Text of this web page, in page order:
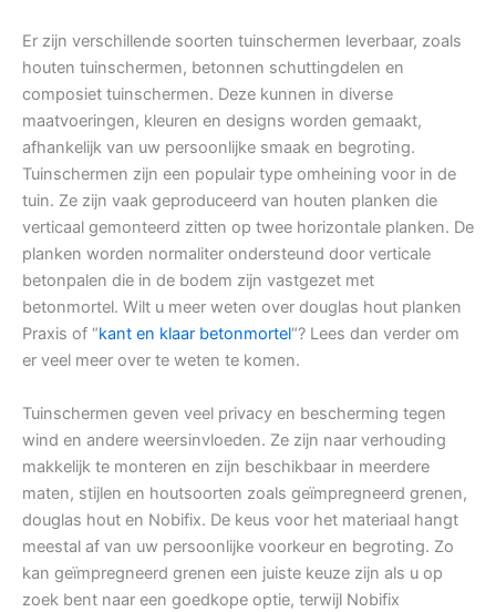
Er zijn verschillende soorten tuinschermen leverbaar, zoals
houten tuinschermen, betonnen schuttingdelen en
composiet tuinschermen. Deze kunnen in diverse
maatvoeringen, kleuren en designs worden gemaakt,
afhankelijk van uw persoonlijke smaak en begroting.
Tuinschermen zijn een populair type omheining voor in de
tuin. Ze zijn vaak geproduceerd van houten planken die
verticaal gemonteerd zitten op twee horizontale planken. De
planken worden normaliter ondersteund door verticale
betonpalen die in de bodem zijn vastgezet met
betonmortel. Wilt u meer weten over douglas hout planken
Praxis of “kant en klaar betonmortel“? Lees dan verder om
er veel meer over te weten te komen.
Tuinschermen geven veel privacy en bescherming tegen
wind en andere weersinvloeden. Ze zijn naar verhouding
makkelijk te monteren en zijn beschikbaar in meerdere
maten, stijlen en houtsoorten zoals geïmpregneerd grenen,
douglas hout en Nobifix. De keus voor het materiaal hangt
meestal af van uw persoonlijke voorkeur en begroting. Zo
kan geïmpregneerd grenen een juiste keuze zijn als u op
zoek bent naar een goedkope optie, terwijl Nobifix